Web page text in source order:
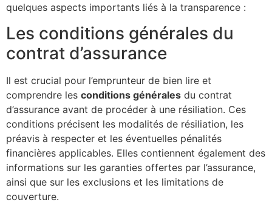
quelques aspects importants liés à la transparence :
Les conditions générales du
contrat d’assurance
Il est crucial pour l’emprunteur de bien lire et
comprendre les conditions générales du contrat
d’assurance avant de procéder à une résiliation. Ces
conditions précisent les modalités de résiliation, les
préavis à respecter et les éventuelles pénalités
financières applicables. Elles contiennent également des
informations sur les garanties offertes par l’assurance,
ainsi que sur les exclusions et les limitations de
couverture.